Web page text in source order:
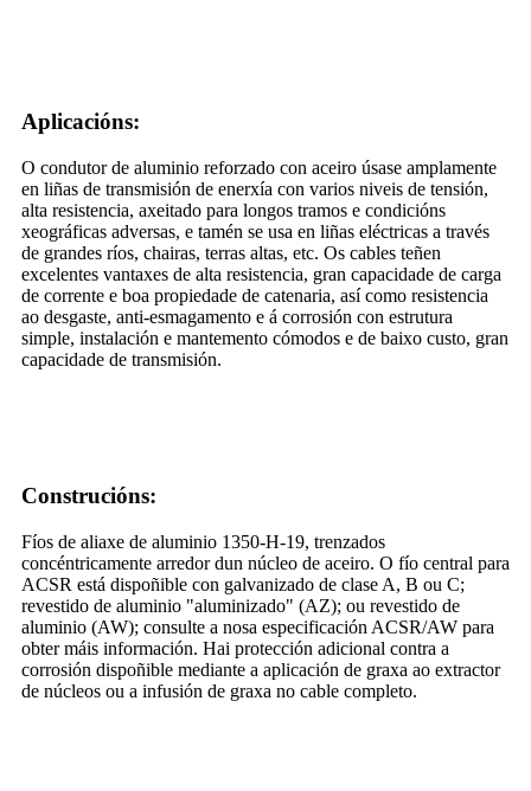
Aplicacións:
O condutor de aluminio reforzado con aceiro úsase amplamente
en liñas de transmisión de enerxía con varios niveis de tensión,
alta resistencia, axeitado para longos tramos e condicións
xeográficas adversas, e tamén se usa en liñas eléctricas a través
de grandes ríos, chairas, terras altas, etc. Os cables teñen
excelentes vantaxes de alta resistencia, gran capacidade de carga
de corrente e boa propiedade de catenaria, así como resistencia
ao desgaste, anti-esmagamento e á corrosión con estrutura
simple, instalación e mantemento cómodos e de baixo custo, gran
capacidade de transmisión.
Construcións:
Fíos de aliaxe de aluminio 1350-H-19, trenzados
concéntricamente arredor dun núcleo de aceiro. O fío central para
ACSR está dispoñible con galvanizado de clase A, B ou C;
revestido de aluminio "aluminizado" (AZ); ou revestido de
aluminio (AW); consulte a nosa especificación ACSR/AW para
obter máis información. Hai protección adicional contra a
corrosión dispoñible mediante a aplicación de graxa ao extractor
de núcleos ou a infusión de graxa no cable completo.